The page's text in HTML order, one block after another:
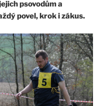
psovodům a
povel, krok i zákus.